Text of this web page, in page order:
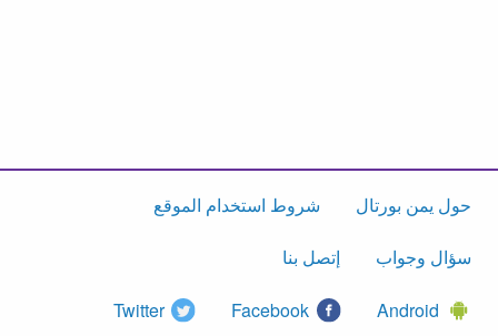
حول يمن بورتال شروط استخدام الموقع
سؤال وجواب إتصل بنا
Android
Facebook
Twitter